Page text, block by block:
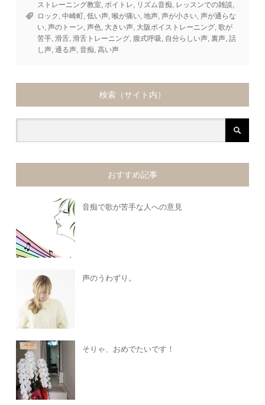
ストレーニング教室,ボイトレ, リズム音痴, レッスンでの雑談,
ロック ,中崎町,低い声,喉が痛い,地声,声が小さい,声が通らな
い,声のトーン,声色, 大きい声, 大阪ボイストレーニング,歌が
苦手,滑舌,滑舌トレーニング, 腹式呼吸, 自分らしい声,裏声,話
し声,通る声,音痴,高い声
検索（サイト内）
おすすめ記事
音痴で歌が苦手な人への意見
声のうわずり。
そりゃ、おめでたいです！